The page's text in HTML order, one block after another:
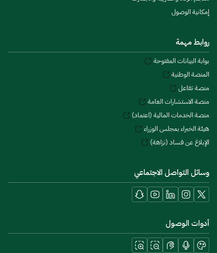
إمكانية الوصول
روابط مهمة
بوابة البيانات المفتوحة
المنصة الوطنية
منصة تفاعل
منصة الاستشارات العامة
منصة الخدمات المالية (اعتماد)
هيئة الخبراء بمجلس الوزراء
الإبلاغ عن فساد (نزاهة)
وسائل التواصل الاجتماعي
أدوات الوصول